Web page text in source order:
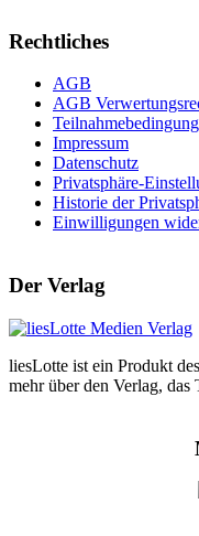
Rechtliches
AGB
AGB
Impressum
Datenschutz
Privatsphäre-
Historie der
Einwilligungen
Der Verlag
liesLotte ist ein Produkt
mehr über den Verlag, das